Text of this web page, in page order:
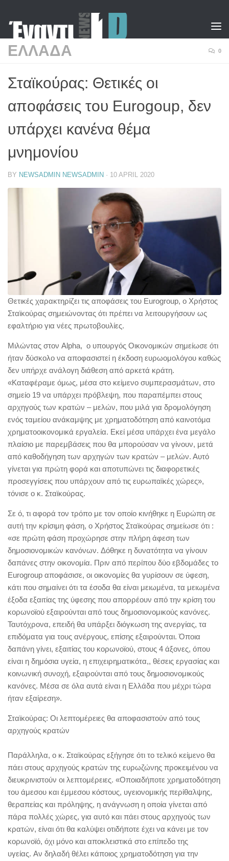
ΕΛΛΑΔΑ 0
Σταϊκούρας: Θετικές οι
αποφάσεις του Eurogoup, δεν
υπάρχει κανένα θέμα
μνημονίου
BY NEWSADMIN NEWSADMIN · 10 APRIL 2020
Θετικές χαρακτηρίζει τις αποφάσεις του Eurogroup, ο Χρήστος
Σταϊκούρας σημειώνοντας ότι πρέπει να λειτουργήσουν ως
εφαλτήριο για νέες πρωτοβουλίες.
Μιλώντας στον Alpha, ο υπουργός Οικονομικών σημείωσε ότι
ήταν δύσκολο να αποφασιστεί η έκδοση ευρωομολόγου καθώς
δεν υπήρχε ανάλογη διάθεση από αρκετά κράτη.
«Καταφέραμε όμως, μέσα στο κείμενο συμπερασμάτων, στο
σημείο 19 να υπάρχει πρόβλεψη, που παραπέμπει στους
αρχηγούς των κρατών – μελών, που μιλά για δρομολόγηση
ενός ταμείου ανάκαμψης με χρηματοδότηση από καινοτόμα
χρηματοοικονομικά εργαλεία. Εκεί μέσα υπάρχει ένα μεγάλο
πλαίσιο με παρεμβάσεις που θα μπορούσαν να γίνουν, μετά
από καθοδήγηση των αρχηγών των κρατών – μελών. Αυτό
γίνεται για πρώτη φορά και αποτυπώνει τις διαφορετικές
προσεγγίσεις που υπάρχουν από τις ευρωπαϊκές χώρες»,
τόνισε ο κ. Σταϊκούρας.
Σε ό, τι αφορά τον τρόπο με τον οποίο κινήθηκε η Ευρώπη σε
αυτή την κρίσιμη φάση, ο Χρήστος Σταϊκούρας σημείωσε ότι :
«σε πρώτη φάση προχώρησε στην πλήρη άφεση των
δημοσιονομικών κανόνων. Δόθηκε η δυνατότητα να γίνουν
δαπάνες στην οικονομία. Πριν από περίπου δύο εβδομάδες το
Eurogroup αποφάσισε, οι οικονομίες θα γυρίσουν σε ύφεση,
κάτι που σημαίνει ότι τα έσοδα θα είναι μειωμένα, τα μειωμένα
έξοδα εξαιτίας της ύφεσης που απορρέουν από την κρίση του
κορωνοϊού εξαιρούνται από τους δημοσιονομικούς κανόνες.
Ταυτόχρονα, επειδή θα υπάρξει διόγκωση της ανεργίας, τα
επιδόματα για τους ανέργους, επίσης εξαιρούνται. Όποια
δαπάνη γίνει, εξαιτίας του κορωνοϊού, στους 4 άξονες, όπου
είναι η δημόσια υγεία, η επιχειρηματικότα,, θέσεις εργασίας και
κοινωνική συνοχή, εξαιρούνται από τους δημοσιονομικούς
κανόνες. Μέσα σε όλα αυτά είναι η Ελλάδα που μέχρι τώρα
ήταν εξαίρεση».
Σταϊκούρας: Οι λεπτομέρειες θα αποφασιστούν από τους
αρχηγούς κρατών
Παράλληλα, ο κ. Σταϊκούρας εξήγησε ότι το τελικό κείμενο θα
πάει στους αρχηγούς κρατών της ευρωζώνης προκειμένου να
διευκρινιστούν οι λεπτομέρειες. «Οποιαδήποτε χρηματοδότηση
του άμεσου και έμμεσου κόστους, υγειονομικής περίθαλψης,
θεραπείας και πρόληψης, η ανάγνωση η οποία γίνεται από
πάρα πολλές χώρες, για αυτό και πάει στους αρχηγούς των
κρατών, είναι ότι θα καλύψει οτιδήποτε έχει να κάνει με τον
κορωνοϊό, όχι μόνο και αποκλειστικά στο επίπεδο της
υγείας. Αν δηλαδή θέλει κάποιος χρηματοδότηση για την